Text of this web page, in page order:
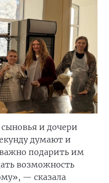
и дочери
думают и
подарить им
возможность
— сказала